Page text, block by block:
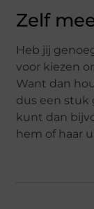
Zelf
Heb jij
voor kiezen
Want dan
dus een stuk
kunt dan
hem of haar